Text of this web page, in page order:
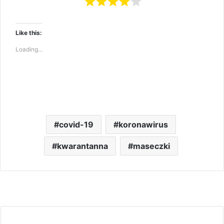
Like this:
Loading...
covid-19 koronawirus
kwarantanna maseczki